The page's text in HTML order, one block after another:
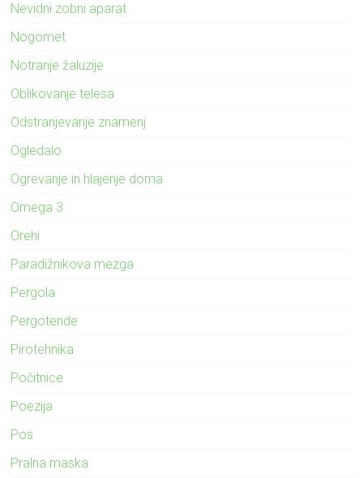
Nevidni zobni aparat
Nogomet
Notranje žaluzije
Oblikovanje telesa
Odstranjevanje znamenj
Ogledalo
Ogrevanje in hlajenje doma
Omega 3
Orehi
Paradižnikova mezga
Pergola
Pergotende
Pirotehnika
Počitnice
Poezija
Pos
Pralna maska